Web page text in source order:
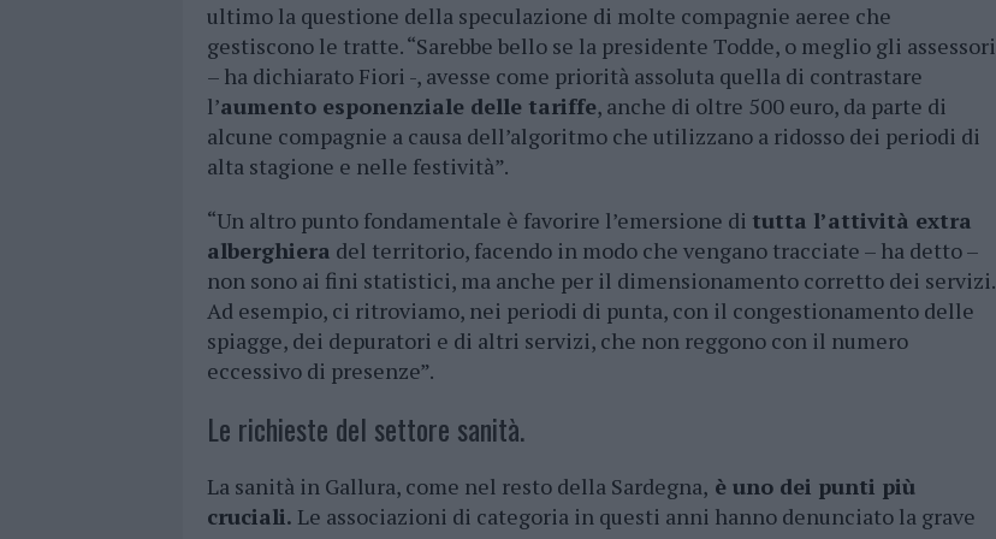
ultimo la questione della speculazione di molte compagnie aeree che
gestiscono le tratte. “Sarebbe bello se la presidente Todde, o meglio gli assessori
– ha dichiarato Fiori -, avesse come priorità assoluta quella di contrastare
l’aumento esponenziale delle tariffe, anche di oltre 500 euro, da parte di
alcune compagnie a causa dell’algoritmo che utilizzano a ridosso dei periodi di
alta stagione e nelle festività”.
“Un altro punto fondamentale è favorire l’emersione di tutta l’attività extra
alberghiera del territorio, facendo in modo che vengano tracciate – ha detto –
non sono ai fini statistici, ma anche per il dimensionamento corretto dei servizi.
Ad esempio, ci ritroviamo, nei periodi di punta, con il congestionamento delle
spiagge, dei depuratori e di altri servizi, che non reggono con il numero
eccessivo di presenze”.
Le richieste del settore sanità.
La sanità in Gallura, come nel resto della Sardegna, è uno dei punti più
cruciali. Le associazioni di categoria in questi anni hanno denunciato la grave